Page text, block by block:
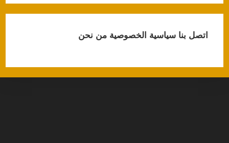
اتصل بناسياسية الخصوصيةمن نحن